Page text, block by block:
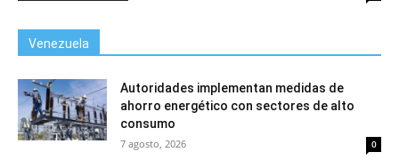
Venezuela
Autoridades implementan medidas de
ahorro energético con sectores de alto
consumo
7 agosto, 2026 0